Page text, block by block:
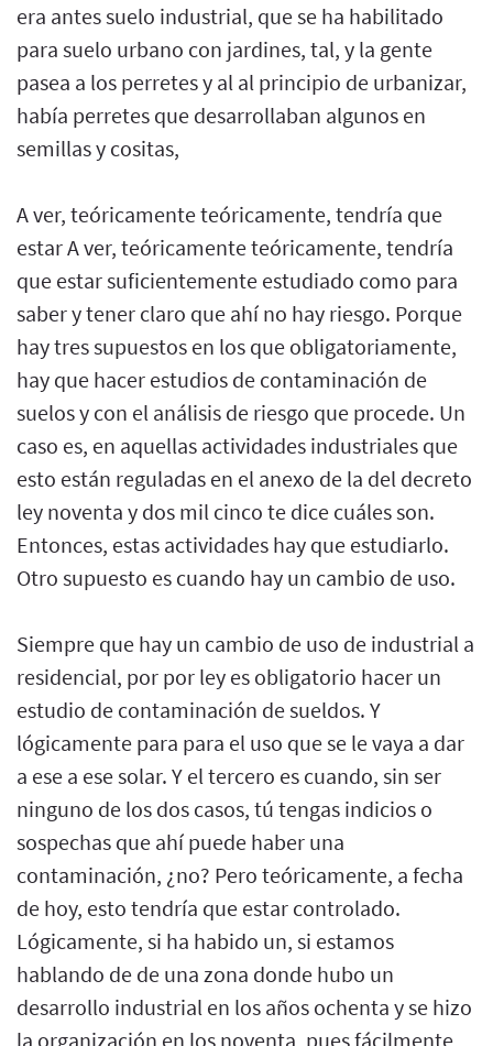
era antes suelo industrial, que se ha habilitado
para suelo urbano con jardines, tal, y la gente
pasea a los perretes y al al principio de urbanizar,
había perretes que desarrollaban algunos en
semillas y cositas,
A ver, teóricamente teóricamente, tendría que
estar A ver, teóricamente teóricamente, tendría
que estar suficientemente estudiado como para
saber y tener claro que ahí no hay riesgo. Porque
hay tres supuestos en los que obligatoriamente,
hay que hacer estudios de contaminación de
suelos y con el análisis de riesgo que procede. Un
caso es, en aquellas actividades industriales que
esto están reguladas en el anexo de la del decreto
ley noventa y dos mil cinco te dice cuáles son.
Entonces, estas actividades hay que estudiarlo.
Otro supuesto es cuando hay un cambio de uso.
Siempre que hay un cambio de uso de industrial a
residencial, por por ley es obligatorio hacer un
estudio de contaminación de sueldos. Y
lógicamente para para el uso que se le vaya a dar
a ese a ese solar. Y el tercero es cuando, sin ser
ninguno de los dos casos, tú tengas indicios o
sospechas que ahí puede haber una
contaminación, ¿no? Pero teóricamente, a fecha
de hoy, esto tendría que estar controlado.
Lógicamente, si ha habido un, si estamos
hablando de de una zona donde hubo un
desarrollo industrial en los años ochenta y se hizo
la organización en los noventa, pues fácilmente